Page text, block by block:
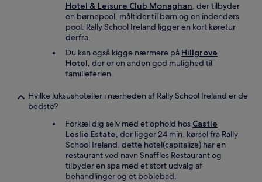
Hotel & Leisure Club Monaghan, der tilbyder
en børnepool, måltider til børn og en indendørs
pool. Rally School Ireland ligger en kort køretur
derfra.
Du kan også kigge nærmere på Hillgrove
Hotel, der er en anden god mulighed til
familieferien.
Hvilke luksushoteller i nærheden af Rally School Ireland er de
bedste?
Forkæl dig selv med et ophold hos Castle
Leslie Estate, der ligger 24 min. kørsel fra Rally
School Ireland. dette hotel(capitalize) har en
restaurant ved navn Snaffles Restaurant og
tilbyder en spa med et stort udvalg af
behandlinger og et boblebad.